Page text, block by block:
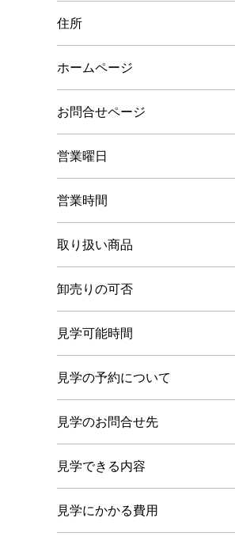
住所
ホームページ
お問合せページ
営業曜日
営業時間
取り扱い商品
卸売りの可否
見学可能時間
見学の予約について
見学のお問合せ先
見学できる内容
見学にかかる費用